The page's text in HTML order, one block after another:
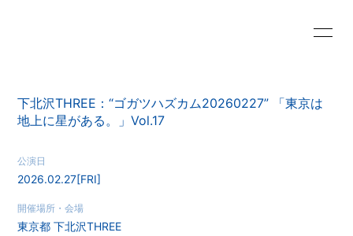
SCHEDULE
PROFILE
GOODS
下北沢THREE：“ゴガツハズカム20260227” 「東京は
地上に星がある。」Vol.17
公演日
2026.02.27[FRI]
開催場所・会場
東京都下北沢THREE